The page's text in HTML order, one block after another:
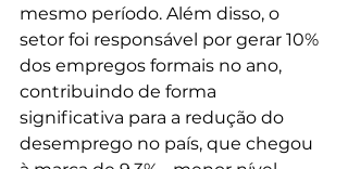
mesmo período. Além disso, o
setor foi responsável por gerar 10%
dos empregos formais no ano,
contribuindo de forma
significativa para a redução do
desemprego no país, que chegou